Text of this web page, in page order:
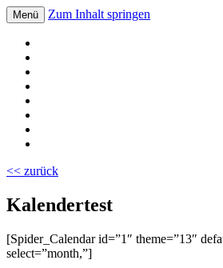
Volksschule Bad
Menü Zum Inhalt springen
<< zurück
Kalendertest
[Spider_Calendar id=”1″ theme=”13″
select=”month,”]